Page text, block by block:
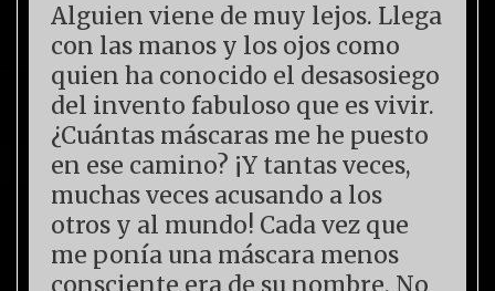
Alguien viene de muy lejos. Llega
con las manos y los ojos como
quien ha conocido el desasosiego
del invento fabuloso que es vivir.
¿Cuántas máscaras me he puesto
en ese camino? ¡Y tantas veces,
muchas veces acusando a los
otros y al mundo! Cada vez que
me ponía una máscara menos
consciente era de su nombre. No